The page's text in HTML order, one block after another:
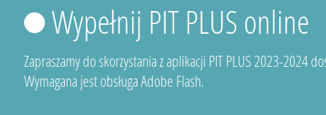
Wypełnij PIT PLUS online
Zapraszamy do skorzystania z aplikacji PIT PLUS 2023-2024
Wymagana jest obsługa Adobe Flash.